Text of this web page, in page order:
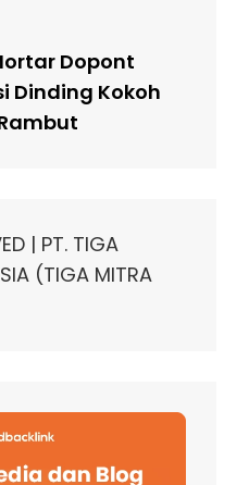
Dopont
Dinding Kokoh
| PT. TIGA
(TIGA MITRA